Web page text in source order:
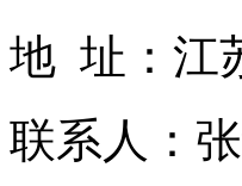
地 址：江
联系人：